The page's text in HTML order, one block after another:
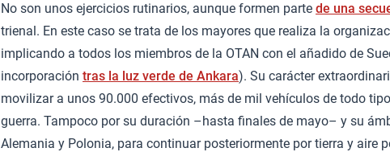
No son unos ejercicios rutinarios, aunque formen parte de una
trienal. En este caso se trata de los mayores que realiza la
implicando a todos los miembros de la OTAN con el añadido de
incorporación tras la luz verde de Ankara). Su carácter
movilizar a unos 90.000 efectivos, más de mil vehículos de todo
guerra. Tampoco por su duración –hasta finales de mayo– y su
Alemania y Polonia, para continuar posteriormente por tierra y aire